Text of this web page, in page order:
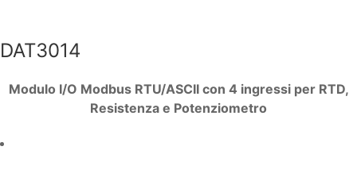
DAT3014
Modulo I/O Modbus RTU/ASCII con 4 ingressi per RTD,
Resistenza e Potenziometro